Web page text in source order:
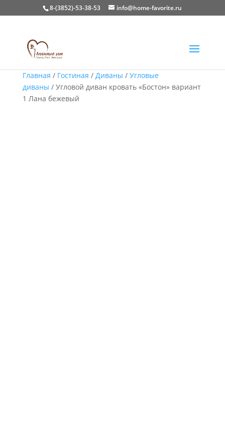
8-(3852)-53-38-53 info@home-favorite.ru
Главная / Гостиная / Диваны / Угловые
диваны / Угловой диван кровать «Бостон» вариант
1 Лана бежевый